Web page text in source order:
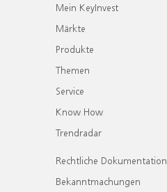
Mein KeyInvest
Märkte
Produkte
Themen
Service
Know How
Trendradar
Rechtliche Dokumentation
Bekanntmachungen